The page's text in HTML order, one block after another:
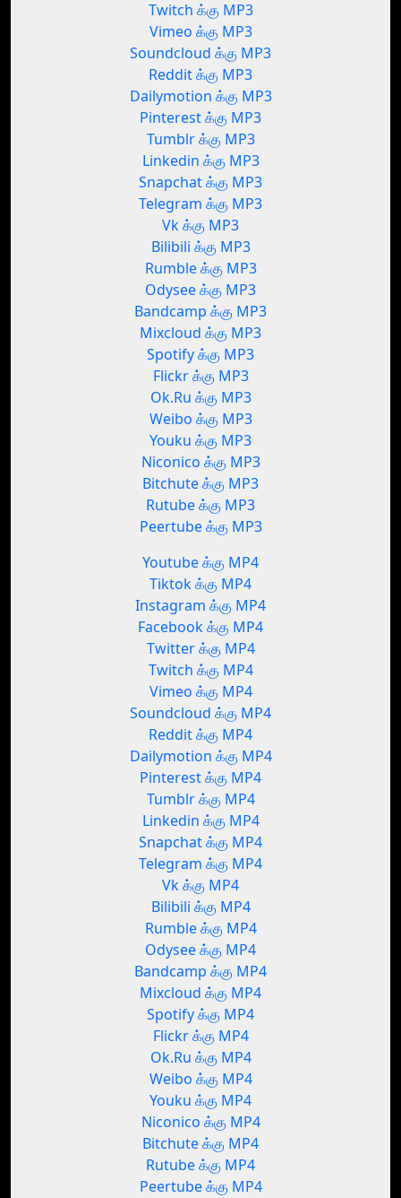
Twitch க்கு MP3
Vimeo க்கு MP3
Soundcloud க்கு MP3
Reddit க்கு MP3
Dailymotion க்கு MP3
Pinterest க்கு MP3
Tumblr க்கு MP3
Linkedin க்கு MP3
Snapchat க்கு MP3
Telegram க்கு MP3
Vk க்கு MP3
Bilibili க்கு MP3
Rumble க்கு MP3
Odysee க்கு MP3
Bandcamp க்கு MP3
Mixcloud க்கு MP3
Spotify க்கு MP3
Flickr க்கு MP3
Ok.Ru க்கு MP3
Weibo க்கு MP3
Youku க்கு MP3
Niconico க்கு MP3
Bitchute க்கு MP3
Rutube க்கு MP3
Peertube க்கு MP3
Youtube க்கு MP4
Tiktok க்கு MP4
Instagram க்கு MP4
Facebook க்கு MP4
Twitter க்கு MP4
Twitch க்கு MP4
Vimeo க்கு MP4
Soundcloud க்கு MP4
Reddit க்கு MP4
Dailymotion க்கு MP4
Pinterest க்கு MP4
Tumblr க்கு MP4
Linkedin க்கு MP4
Snapchat க்கு MP4
Telegram க்கு MP4
Vk க்கு MP4
Bilibili க்கு MP4
Rumble க்கு MP4
Odysee க்கு MP4
Bandcamp க்கு MP4
Mixcloud க்கு MP4
Spotify க்கு MP4
Flickr க்கு MP4
Ok.Ru க்கு MP4
Weibo க்கு MP4
Youku க்கு MP4
Niconico க்கு MP4
Bitchute க்கு MP4
Rutube க்கு MP4
Peertube க்கு MP4